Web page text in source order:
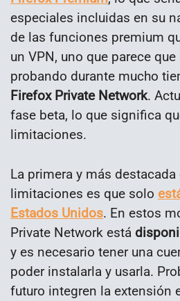
especiales incluidas en su
de las funciones premium
un VPN, uno que parece
probando durante mucho
Firefox Private Network.
fase beta, lo que significa
limitaciones.
La primera y más destacada
limitaciones es que solo
Estados Unidos. En estos
Private Network está
y es necesario tener una
poder instalarla y usarla.
futuro integren la extensión